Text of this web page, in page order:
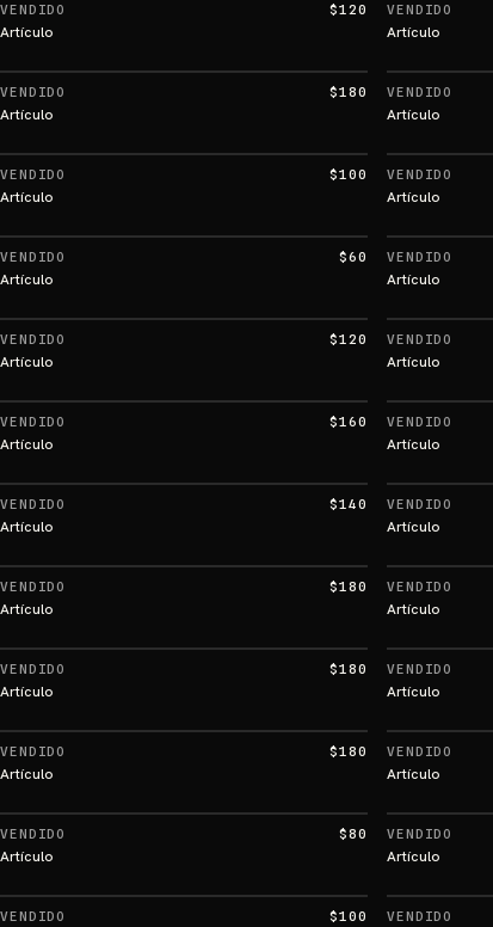
VENDIDO $120
Artículo
VENDIDO
Artículo
VENDIDO $180
Artículo
VENDIDO
Artículo
VENDIDO $100
Artículo
VENDIDO
Artículo
VENDIDO $60
Artículo
VENDIDO
Artículo
VENDIDO $120
Artículo
VENDIDO
Artículo
VENDIDO $160
Artículo
VENDIDO
Artículo
VENDIDO $140
Artículo
VENDIDO
Artículo
VENDIDO $180
Artículo
VENDIDO
Artículo
VENDIDO $180
Artículo
VENDIDO
Artículo
VENDIDO $180
Artículo
VENDIDO
Artículo
VENDIDO $80
Artículo
VENDIDO
Artículo
VENDIDO $100 VENDIDO